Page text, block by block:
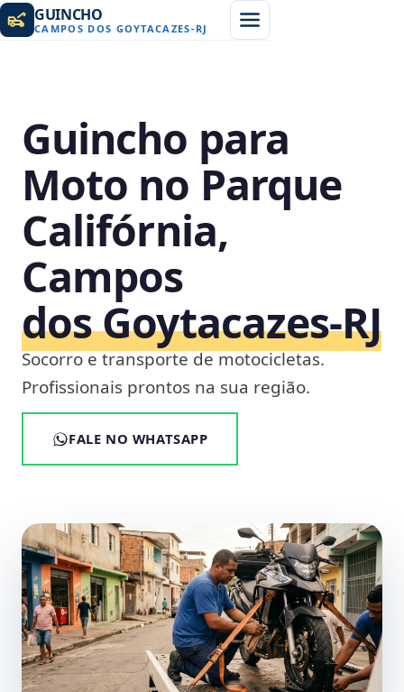
GUINCHO
CAMPOS DOS GOYTACAZES-RJ
Guincho para
Moto no Parque
Califórnia,
Campos
dos Goytacazes‑RJ
Socorro e transporte de motocicletas.
Profissionais prontos na sua região.
FALE NO WHATSAPP